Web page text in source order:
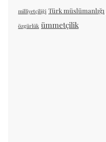
milliyetçiliği Türk müslümanlığı
özgürlük ümmetçilik